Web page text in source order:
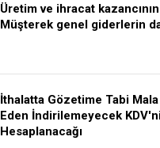
Üretim ve ihracat
Müşterek genel giderlerin
İthalatta Gözetime Tabi
Eden İndirilemeyecek
Hesaplanacağı